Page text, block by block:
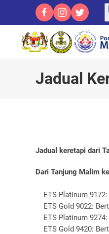
Jadual
Jadual keretapi dari
Dari Tanjung Malim
ETS Platinum 9172:
ETS Gold 9022:
ETS Platinum 9274:
ETS Gold 9420: